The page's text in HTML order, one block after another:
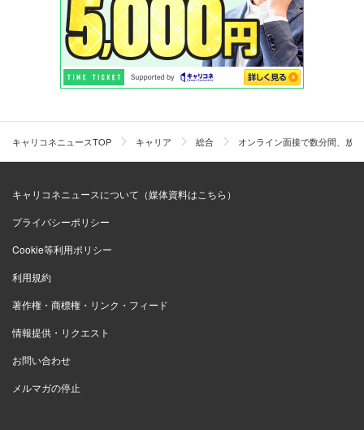
キャリコネニュースTOP キャリア 総合 オンライン面接で数分間、放
キャリコネニュースについて（媒体資料はこちら）
プライバシーポリシー
Cookie等利用ポリシー
利用規約
著作権・商標権・リンク・フィード
情報提供・リクエスト
お問い合わせ
メルマガの停止